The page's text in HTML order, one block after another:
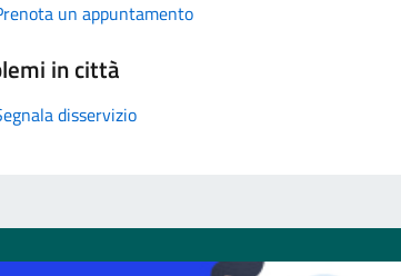
un appuntamento
in città
disservizio